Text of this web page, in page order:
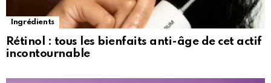
Ingrédients
Rétinol : tous les bienfaits anti-âge de cet actif
incontournable